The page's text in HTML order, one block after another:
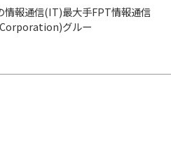
情報通信(IT)最大手FPT情報通信
グルー